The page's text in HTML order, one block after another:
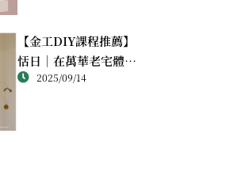
【金工DIY課程推薦】
恬日｜在萬華老宅體驗
純銀手作
2025/09/14